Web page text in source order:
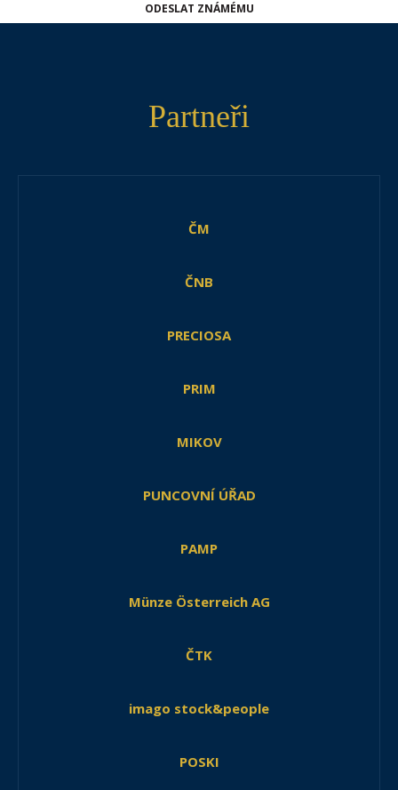
ODESLAT ZNÁMÉMU
Partneři
ČM
ČNB
PRECIOSA
PRIM
MIKOV
PUNCOVNÍ ÚŘAD
PAMP
Münze Österreich AG
ČTK
imago stock&people
POSKI